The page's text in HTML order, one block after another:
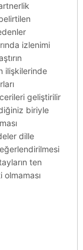
izlenimi
ilişkilerinde
geliştirilir
biriyle
dille
ten